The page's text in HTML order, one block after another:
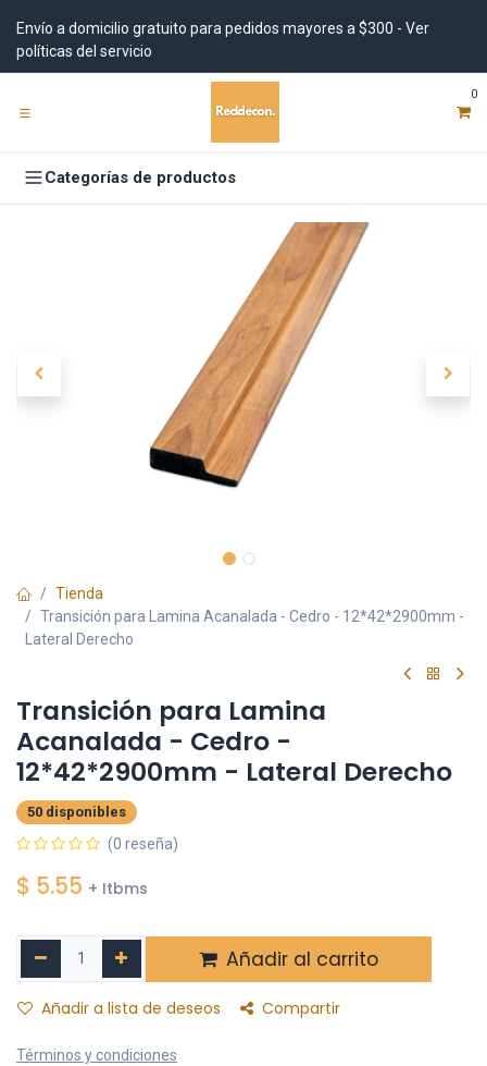
Envío a domicilio gratuito para pedidos mayores a $300 - Ver
políticas del servicio
0
Categorías de productos
Tienda
Transición para Lamina Acanalada - Cedro - 12*42*2900mm -
Lateral Derecho
Transición para Lamina
Acanalada - Cedro -
12*42*2900mm - Lateral Derecho
50 disponibles
(0 reseña)
$ 5.55 + Itbms
Añadir al carrito
Añadir a lista de deseos Compartir
Términos y condiciones